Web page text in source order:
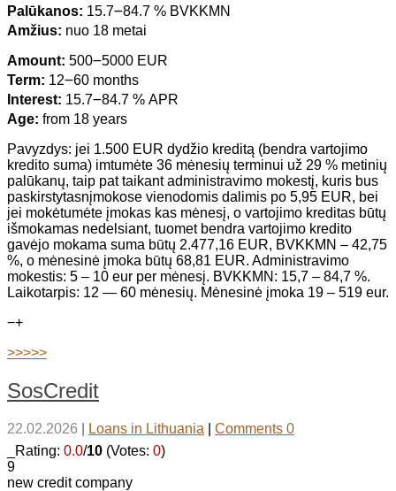
Palūkanos: 15.7౼84.7 % BVKKMN
Amžius: nuo 18 metai
Amount: 500౼5000 EUR
Term: 12౼60 months
Interest: 15.7౼84.7 % APR
Age: from 18 years
Pavyzdys: jei 1.500 EUR dydžio kreditą (bendra vartojimo
kredito suma) imtumėte 36 mėnesių terminui už 29 % metinių
palūkanų, taip pat taikant administravimo mokestį, kuris bus
paskirstytasnįmokose vienodomis dalimis po 5,95 EUR, bei
jei mokėtumėte įmokas kas mėnesį, o vartojimo kreditas būtų
išmokamas nedelsiant, tuomet bendra vartojimo kredito
gavėjo mokama suma būtų 2.477,16 EUR, BVKKMN – 42,75
%, o mėnesinė įmoka būtų 68,81 EUR. Administravimo
mokestis: 5 – 10 eur per mėnesį. BVKKMN: 15,7 – 84,7 %.
Laikotarpis: 12 — 60 mėnesių. Mėnesinė įmoka 19 – 519 eur.
−+
>>>>>
SosCredit
22.02.2026 Loans in Lithuania
Comments 0
_Rating: 0.0/10 (Votes: 0)
9
new credit company